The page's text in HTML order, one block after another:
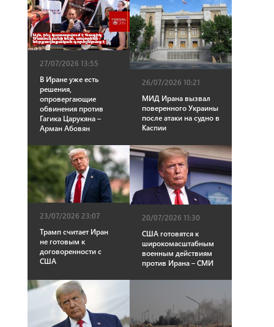
27/07/2026 13:55
В Иране уже есть
решения,
опровергающие
обвинения против
Гагика Царукяна –
Арман Абовян
26/07/2026 10:21
МИД Ирана вызвал
поверенного Украины
после атаки на судно в
Каспии
23/07/2026 23:07
Трамп считает Иран
не готовым к
договоренности с
США
20/07/2026 11:30
США готовятся к
широкомасштабным
военным действиям
против Ирана – СМИ